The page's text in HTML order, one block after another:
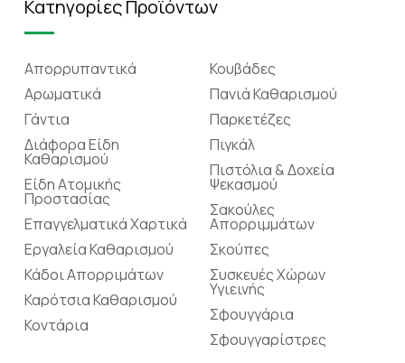
Κατηγορίες Προϊόντων
Απορρυπαντικά
Αρωματικά
Γάντια
Διάφορα Είδη
Καθαρισμού
Είδη Ατομικής
Προστασίας
Επαγγελματικά Χαρτικά
Εργαλεία Καθαρισμού
Κάδοι Απορριμάτων
Καρότσια Καθαρισμού
Κοντάρια
Κουβάδες
Πανιά Καθαρισμού
Παρκετέζες
Πιγκάλ
Πιστόλια & Δοχεία
Ψεκασμού
Σακούλες
Απορριμμάτων
Σκούπες
Συσκευές Χώρων
Υγιεινής
Σφουγγάρια
Σφουγγαρίστρες